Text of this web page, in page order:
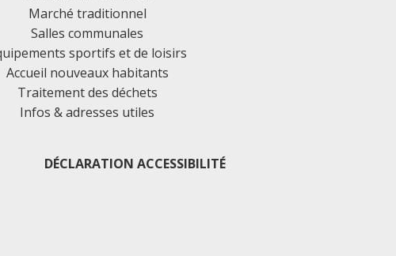
Marché traditionnel
Salles communales
sportifs et de loisirs
Accueil nouveaux habitants
Traitement des déchets
Infos & adresses utiles
DÉCLARATION ACCESSIBILITÉ